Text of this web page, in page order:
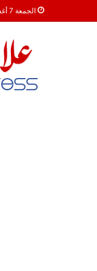
الجمعة 7 أغسطس 2026